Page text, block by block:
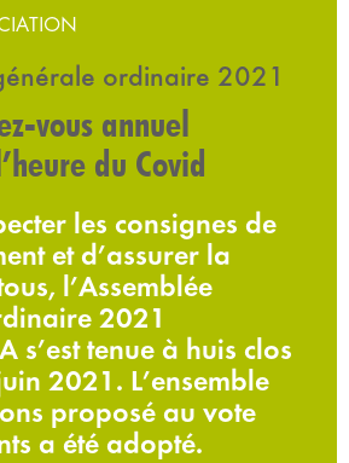
ordinaire 2021
vous annuel
du Covid
les consignes de
et d’assurer la
l’Assemblée
2021
s’est tenue à huis clos
2021. L’ensemble
proposé au vote
a été adopté.